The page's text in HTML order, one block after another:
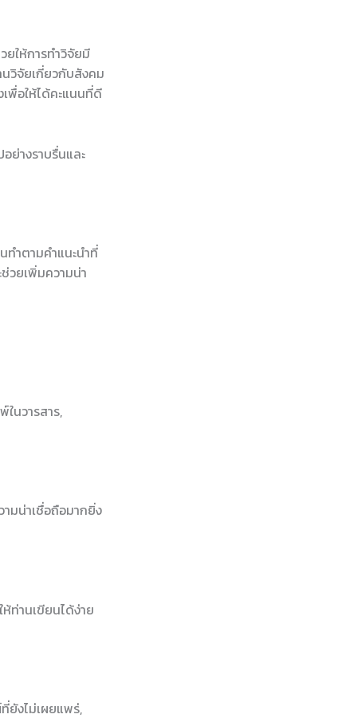
ให้การทำวิจัยมี
วิจัยเกี่ยวกับสังคม
พื่อให้ได้คะแนนที่ดี
ย่างราบรื่นและ
ำตามคำแนะนำที่
วยเพิ่มความน่า
นวารสาร,
มน่าเชื่อถือมากยิ่ง
ท่านเขียนได้ง่าย
ยังไม่เผยแพร่,